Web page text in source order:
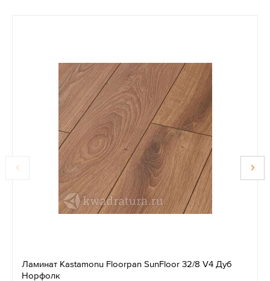
Ламинат Kastamonu Floorpan SunFloor 32/8 V4 Дуб
Норфолк